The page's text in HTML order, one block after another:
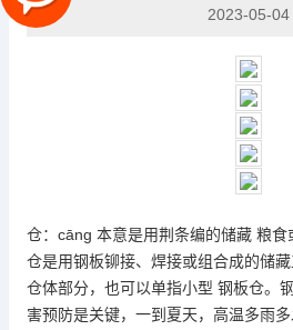
2023-05-04
仓：cāng 本意是用荆条编的储藏 粮食
仓是用钢板铆接、焊接或组合成的储
仓体部分，也可以单指小型 钢板仓。
害预防是关键，一到夏天，高温多雨